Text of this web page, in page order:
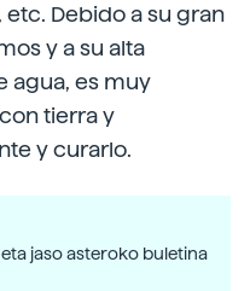
Debido a su gran
y a su alta
agua, es muy
tierra y
y curarlo.
jaso asteroko buletina